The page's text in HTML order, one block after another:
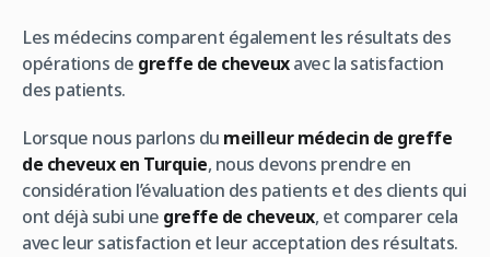
Les médecins comparent également les résultats des
opérations de greffe de cheveuxavec la satisfaction
des patients.
Lorsque nous parlons du meilleur médecin de greffe
de cheveux en Turquie, nous devons prendre en
considération l’évaluation des patients et des clients qui
ont déjà subi une greffe de cheveux, et comparer cela
avec leur satisfaction et leur acceptation des résultats.